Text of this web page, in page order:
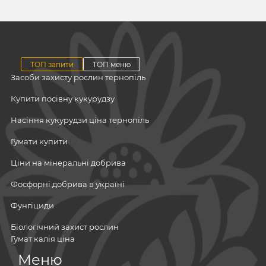
ТОП запити ТОП меню
Засоби захисту рослин тернопіль
Купити посівну кукурудзу
Насіння кукурудзи ціна тернопіль
Гумати купити
Ціни на мінеральні добрива
Фосфорні добрива в україні
Фунгіциди
Біологічний захист рослин
Гумат калія ціна
Зернята соняшника ціна
Посівний матеріал
Меню